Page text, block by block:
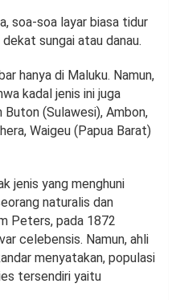
soa-soa layar biasa tidur
sungai atau danau.
hanya di Maluku. Namun,
kadal jenis ini juga
(Sulawesi), Ambon,
Waigeu (Papua Barat)
jenis yang menghuni
naturalis dan
Peters, pada 1872
celebensis. Namun, ahli
menyatakan, populasi
tersendiri yaitu